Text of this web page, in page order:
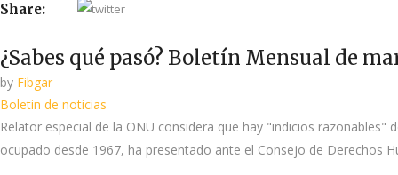
Share:
¿Sabes qué pasó? Boletín Mensual de
by Fibgar
Boletin de noticias
Relator especial de la ONU considera que hay "indicios
ocupado desde 1967, ha presentado ante el Consejo de Derechos